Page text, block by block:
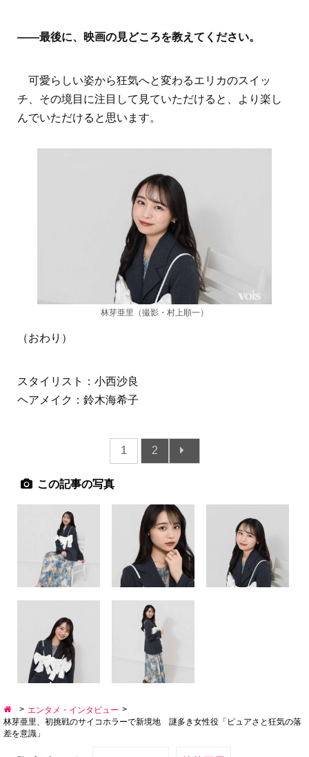
――最後に、映画の見どころを教えてください。
可愛らしい姿から狂気へと変わるエリカのスイッ
チ、その境目に注目して見ていただけると、より楽し
んでいただけると思います。
林芽亜里（撮影・村上順一）
（おわり）
スタイリスト：小西沙良
ヘアメイク：鈴木海希子
1 2
この記事の写真
> エンタメ・インタビュー >
林芽亜里、初挑戦のサイコホラーで新境地 謎多き女性役「ピュアさと狂気の落
差を意識」